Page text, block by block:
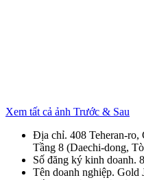
Xem tất cả ảnh Trước & Sau
Địa chỉ. 408 Teheran-ro,
Tầng 8 (Daechi-dong,
Số đăng ký kinh doanh.
Tên doanh nghiệp.